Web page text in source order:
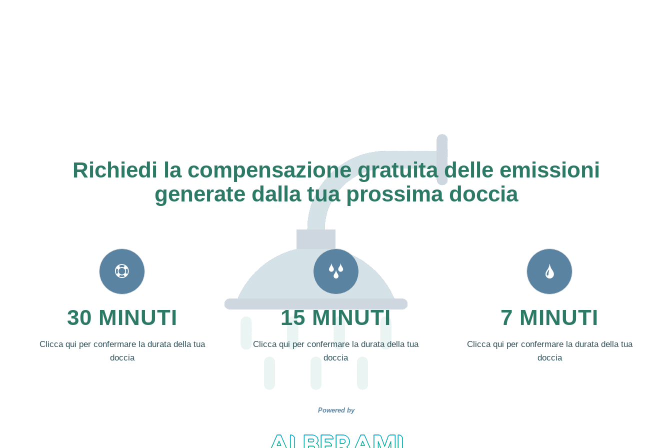
Richiedi la compensazione gratuita delle emissioni
generate dalla tua prossima doccia
30 MINUTI
Clicca qui per confermare la durata della tua
doccia
15 MINUTI
Clicca qui per confermare la durata della tua
doccia
7 MINUTI
Clicca qui per confermare la durata della tua
doccia
Powered by